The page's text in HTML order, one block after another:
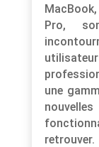
Pro,
une